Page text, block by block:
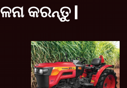
କରନ୍ତୁ |